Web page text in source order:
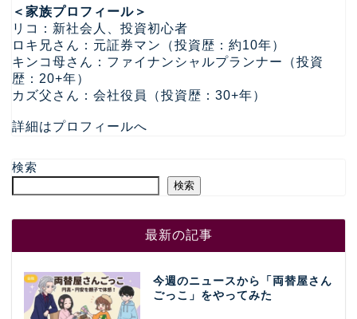
＜家族プロフィール＞
リコ：新社会人、投資初心者
ロキ兄さん：元証券マン（投資歴：約10年）
キンコ母さん：ファイナンシャルプランナー（投資
歴：20+年）
カズ父さん：会社役員（投資歴：30+年）
詳細はプロフィールへ
検索
検索
最新の記事
今週のニュースから「両替屋さん
ごっこ」をやってみた